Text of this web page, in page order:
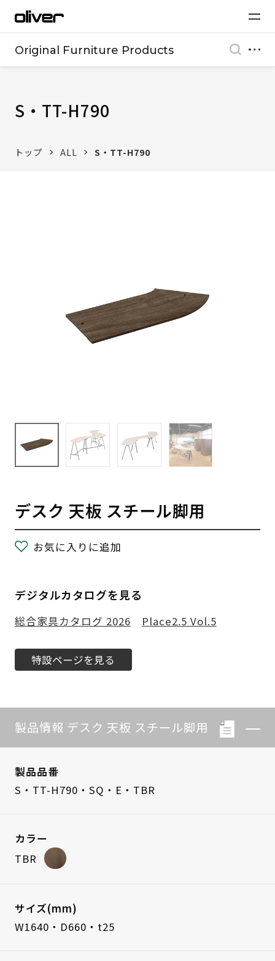
Original Furniture Products
S・TT-H790
トップ ALL S・TT-H790
デスク 天板 スチール脚用
お気に入りに追加
デジタルカタログを見る
総合家具カタログ 2026 Place2.5 Vol.5
特設ページを見る
製品情報 デスク 天板 スチール脚用
製品品番
S・TT-H790・SQ・E・TBR
カラー
TBR
サイズ(mm)
W1640・D660・t25